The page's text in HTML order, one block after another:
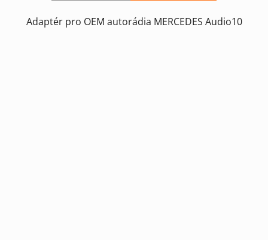
Adaptér pro OEM autorádia MERCEDES Audio10